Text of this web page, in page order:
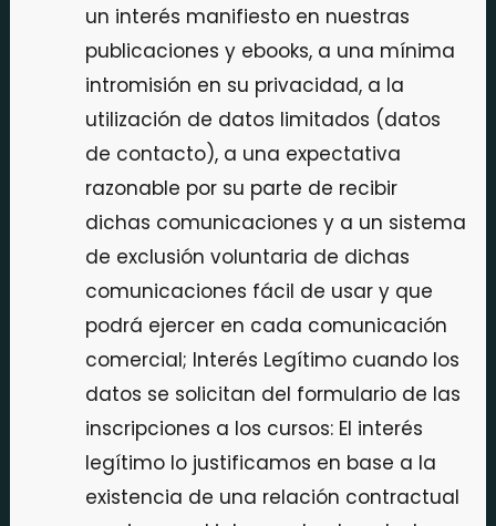
un interés manifiesto en nuestras
publicaciones y ebooks, a una mínima
intromisión en su privacidad, a la
utilización de datos limitados (datos
de contacto), a una expectativa
razonable por su parte de recibir
dichas comunicaciones y a un sistema
de exclusión voluntaria de dichas
comunicaciones fácil de usar y que
podrá ejercer en cada comunicación
comercial; Interés Legítimo cuando los
datos se solicitan del formulario de las
inscripciones a los cursos: El interés
legítimo lo justificamos en base a la
existencia de una relación contractual